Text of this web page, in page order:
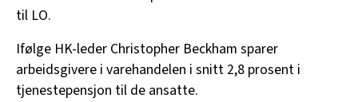
til LO.
Ifølge HK-leder Christopher Beckham sparer
arbeidsgivere i varehandelen i snitt 2,8 prosent i
tjenestepensjon til de ansatte.